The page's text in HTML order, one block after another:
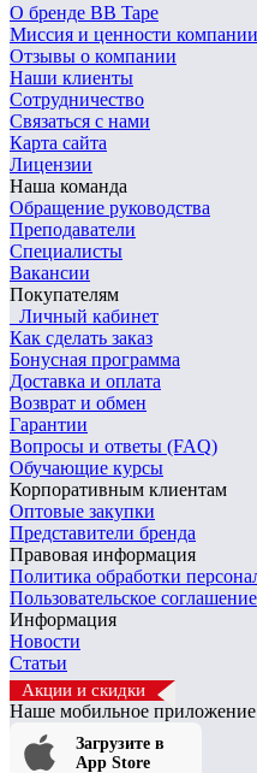
О бренде BB Tape
Миссия и ценности компании
Отзывы о компании
Наши клиенты
Сотрудничество
Связаться с нами
Карта сайта
Лицензии
Наша команда
Обращение руководства
Преподаватели
Специалисты
Вакансии
Покупателям
Личный кабинет
Как сделать заказ
Бонусная программа
Доставка и оплата
Возврат и обмен
Гарантии
Вопросы и ответы (FAQ)
Обучающие курсы
Корпоративным клиентам
Оптовые закупки
Представители бренда
Правовая информация
Политика обработки
Пользовательское соглашение
Информация
Новости
Статьи
Акции и скидки
Наше мобильное приложение
Загрузите в
App Store